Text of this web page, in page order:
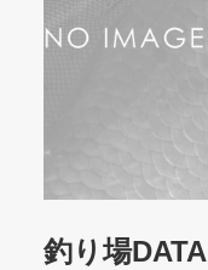
釣り場DATA